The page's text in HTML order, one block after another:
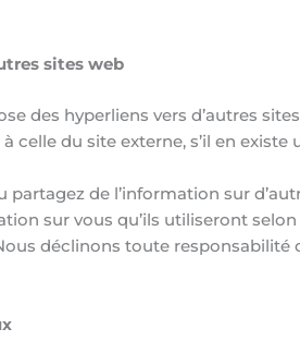
sites web
des hyperliens vers d’autres
celle du site externe, s’il en existe
partagez de l’information sur
sur vous qu’ils utiliseront
déclinons toute